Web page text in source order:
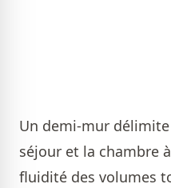
Un demi-mur
séjour et la chambre
fluidité des volumes